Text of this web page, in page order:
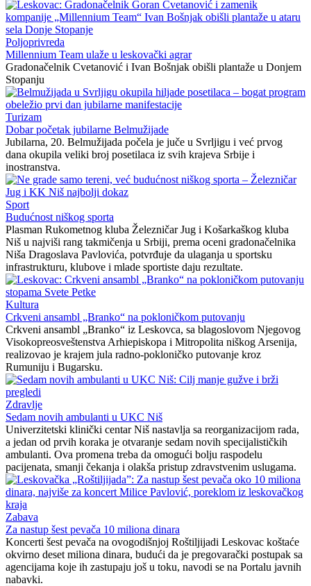
Poljoprivreda
Millennium Team ulaže u leskovački agrar
Gradonačelnik Cvetanović i Ivan Bošnjak obišli plantaže u Donjem
Stopanju
Turizam
Dobar početak jubilarne Belmužijade
Jubilarna, 20. Belmužijada počela je juče u Svrljigu i već prvog
dana okupila veliki broj posetilaca iz svih krajeva Srbije i
inostranstva.
Sport
Budućnost niškog sporta
Plasman Rukometnog kluba Železničar Jug i Košarkaškog kluba
Niš u najviši rang takmičenja u Srbiji, prema oceni gradonačelnika
Niša Dragoslava Pavlovića, potvrđuje da ulaganja u sportsku
infrastrukturu, klubove i mlade sportiste daju rezultate.
Kultura
Crkveni ansambl „Branko“ na pokloničkom putovanju
Crkveni ansambl „Branko“ iz Leskovca, sa blagoslovom Njegovog
Visokopreosveštenstva Arhiepiskopa i Mitropolita niškog Arsenija,
realizovao je krajem jula radno-pokloničko putovanje kroz
Rumuniju i Bugarsku.
Zdravlje
Sedam novih ambulanti u UKC Niš
Univerzitetski klinički centar Niš nastavlja sa reorganizacijom rada,
a jedan od prvih koraka je otvaranje sedam novih specijalističkih
ambulanti. Ova promena treba da omogući bolju raspodelu
pacijenata, smanji čekanja i olakša pristup zdravstvenim uslugama.
Zabava
Za nastup šest pevača 10 miliona dinara
Koncerti šest pevača na ovogodišnjoj Roštiljijadi Leskovac koštaće
okvirno deset miliona dinara, budući da je pregovarački postupak sa
agencijama koje ih zastupaju još u toku, navodi se na Portalu javnih
nabavki.